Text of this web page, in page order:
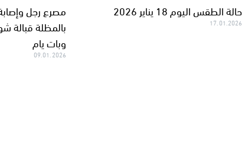
حالة الطقس اليوم 18 يناير 2026
17.01.2026
مصرع رجل
بالمظلة
وبات يام
09.01.2026